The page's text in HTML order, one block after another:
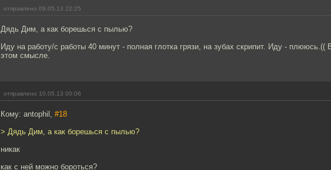
отправлено 09.05.13 22:25
Дядь Дим, а как борешься с пылью?
Иду на работу/с работы 40 минут - полная глотка грязи, на зубах скрипит. Иду -
этом смысле.
отправлено 10.05.13 00:06
Кому: antophil, #18
> Дядь Дим, а как борешься с пылью?
никак
как с ней можно бороться?